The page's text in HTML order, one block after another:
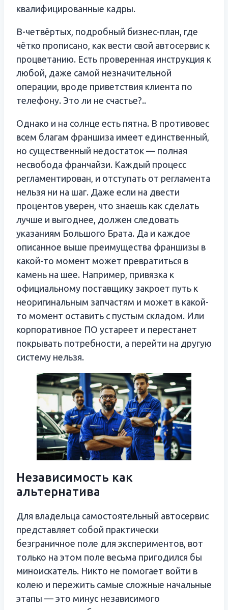
квалифицированные кадры.
В-четвёртых, подробный бизнес-план, где
чётко прописано, как вести свой автосервис к
процветанию. Есть проверенная инструкция к
любой, даже самой незначительной
операции, вроде приветствия клиента по
телефону. Это ли не счастье?..
Однако и на солнце есть пятна. В противовес
всем благам франшиза имеет единственный,
но существенный недостаток — полная
несвобода франчайзи. Каждый процесс
регламентирован, и отступать от регламента
нельзя ни на шаг. Даже если на двести
процентов уверен, что знаешь как сделать
лучше и выгоднее, должен следовать
указаниям Большого Брата. Да и каждое
описанное выше преимущества франшизы в
какой-то момент может превратиться в
камень на шее. Например, привязка к
официальному поставщику закроет путь к
неоригинальным запчастям и может в какой-
то момент оставить с пустым складом. Или
корпоративное ПО устареет и перестанет
покрывать потребности, а перейти на другую
систему нельзя.
Независимость как
альтернатива
Для владельца самостоятельный автосервис
представляет собой практически
безграничное поле для экспериментов, вот
только на этом поле весьма пригодился бы
миноискатель. Никто не помогает войти в
колею и пережить самые сложные начальные
этапы — это минус независимого